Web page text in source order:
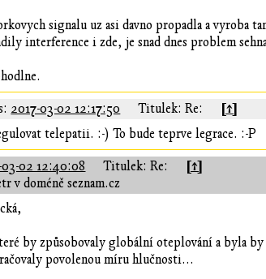
signalu uz asi davno propadla a vyroba
interference i zde, je snad dnes problem
2017-03-02 12:17:50 Titulek: Re: [↑]
telepatii. :-) To bude teprve legrace. :-P
03-02 12:40:08 Titulek: Re: [↑]
v doméně seznam.cz
by způsobovaly globální oteplování a byla by
povolenou míru hlučnosti...